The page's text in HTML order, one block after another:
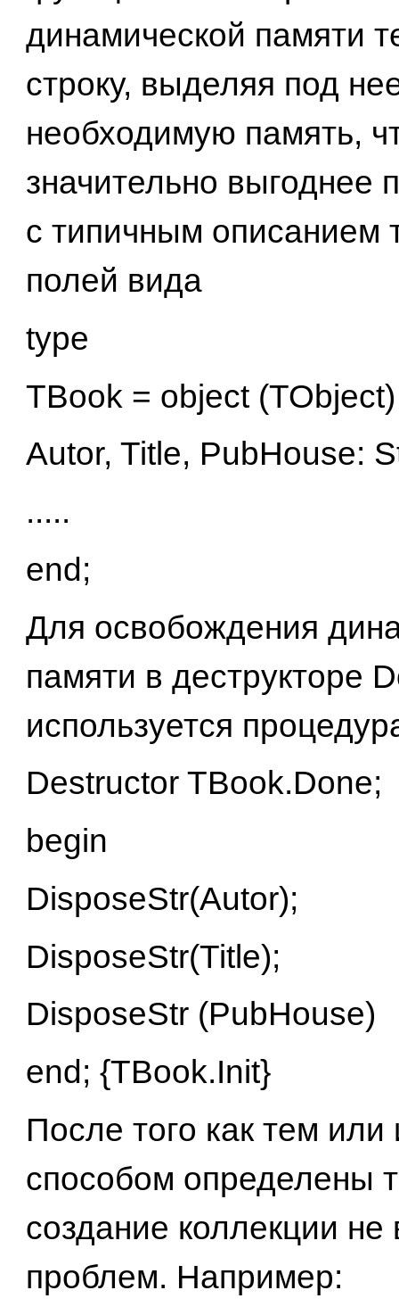
динамической памяти
строку, выделяя под
необходимую память,
значительно выгоднее
с типичным описанием
полей вида
type
TBook = object (TObject)
Autor, Title, PubHouse:
.....
end;
Для освобождения
памяти в деструкторе
используется
Destructor TBook.Done;
begin
DisposeStr(Autor);
DisposeStr(Title);
DisposeStr (PubHouse)
end; {TBook.Init}
После того как тем
способом определены
создание коллекции
проблем. Например: